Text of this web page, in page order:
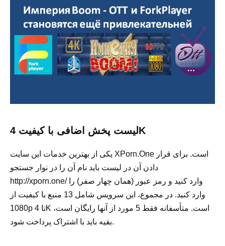
لیست پخش اضافی با کیفیت 4K
یکی از بهترین خدمات این سایت XPorn.One است. برای قرار
دادن آن در لیست باید نام آن را در نوار جستجو
http://xporn.one/ وارد کنید و رمز عبور (همان چهار صفر) را
وارد کنید. در مجموع، این سرویس شامل 13 منبع با کیفیت از
1080p تا 4K است. متأسفانه فقط 5 مورد از آنها رایگان است،
بقیه باید با اشتراک پرداخت شود.